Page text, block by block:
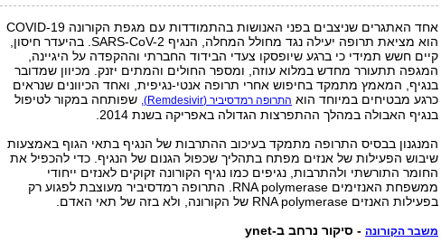
אחד האתגרים שניצבים בפני האנושות בהתמודדות עם מגפת הקורונה COVID-19
הוא מציאת תרופה יעילה נגד מחולל המחלה, הנגיף SARS-CoV-2. בהיעדר חיסון,
קיים חשש תמידי כי ברגע שיופסקו צעדי הבידוד החברתי וההקפדה על היגיינה,
המגפה תתעורר מחדש במלוא עוזה, ומספר החולים והמתים יזנק. מכיוון שמדובר
בנגיף, המאמץ מתמקד בחיפוש אחרי תרופה אנטי-נגיפית, ואחד הכיוונים שנראים
כרגע מבטיחים במיוחד הוא התרופה רמדסיביר (Remdesivir),
שפותחה במקור לטיפול
בנגיף האבולה במהלך ההתפרצות הגדולה באפריקה בשנת 2014.
המנגנון בבסיס התרופה מתמקד בעיכוב ההתרבות של הנגיף בתאי הגוף באמצעות
שיבוש הפעילות של אנזים מפתח בתהליך שכפול הגנום של הנגיף. כדי להכפיל את
החומר התורשתי ולהתרבות, נגיפים כמו נגיף הקורונה זקוקים לאנזים ייחודי
ממשפחת האנזימים RNA polymerase. התרופה רמדסיביר מעוצבת לפגוע רק
בפעילות האנזים RNA polymerase של הקורונה, ולא בזה של תאי האדם.
משבר הקורונה- סיקור נרחב ב-ynet